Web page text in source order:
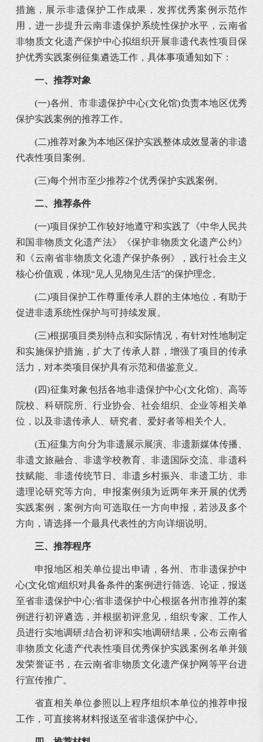
措施，展示非遗保护工作成果，发挥优秀案例示范作
用，进一步提升云南非遗保护系统性保护水平，云南省
非物质文化遗产保护中心拟组织开展非遗代表性项目保
护优秀实践案例征集遴选工作，具体事项通知如下：
一、推荐对象
(一)各州、市非遗保护中心(文化馆)负责本地区优秀
保护实践案例的推荐工作。
(二)推荐对象为本地区保护实践整体成效显著的非遗
代表性项目案例。
(三)每个州市至少推荐2个优秀保护实践案例。
二、推荐条件
(一)项目保护工作较好地遵守和实践了《中华人民共
和国非物质文化遗产法》《保护非物质文化遗产公约》
和《云南省非物质文化遗产保护条例》，践行社会主义
核心价值观，体现“见人见物见生活”的保护理念。
(二)项目保护工作尊重传承人群的主体地位，有助于
促进非遗系统性保护与可持续发展。
(三)根据项目类别特点和实际情况，有针对性地制定
和实施保护措施，扩大了传承人群，增强了项目的传承
活力，对本类项目保护具有示范和借鉴意义。
(四)征集对象包括各地非遗保护中心(文化馆)、高等
院校、科研院所、行业协会、社会组织、企业等相关单
位，以及非遗传承人、研究者、爱好者等相关个人。
(五)征集方向分为非遗展示展演、非遗新媒体传播、
非遗文旅融合、非遗学校教育、非遗国际交流、非遗科
技赋能、非遗传统节日、非遗乡村振兴、非遗工坊、非
遗理论研究等方向。申报案例须为近两年来开展的优秀
实践案例，案例方向可选取任一方向申报，若涉及多个
方向，请选择一个最具代表性的方向详细说明。
三、推荐程序
申报地区相关单位提出申请，各州、市非遗保护中
心(文化馆)组织对具备条件的案例进行筛选、论证，报送
至省非遗保护中心;省非遗保护中心根据各州市推荐的案
例进行初评遴选，并根据初评意见，组织专家、工作人
员进行实地调研;结合初评和实地调研结果，公布云南省
非物质文化遗产代表性项目优秀保护实践案例名单并颁
发荣誉证书，在云南省非物质文化遗产保护网等平台进
行宣传推广。
省直相关单位参照以上程序组织本单位的推荐申报
工作，可直接将材料报送至省非遗保护中心。